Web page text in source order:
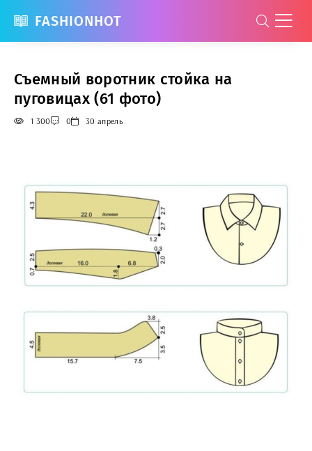
FASHIONHOT
Съемный воротник стойка на
пуговицах (61 фото)
1 300 0 30 апрель